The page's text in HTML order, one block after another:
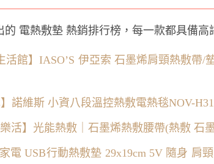
的 電熱敷墊 熱銷排行榜，每一款都具備高
活館】IASO’S 伊亞索 石墨烯肩頸熱敷帶
】諾維斯 小資八段溫控熱敷電熱毯NOV-H31
樂活】光能熱敷｜石墨烯熱敷腰帶(熱敷 石
電 USB行動熱敷墊 29x19cm 5V 隨身 肩